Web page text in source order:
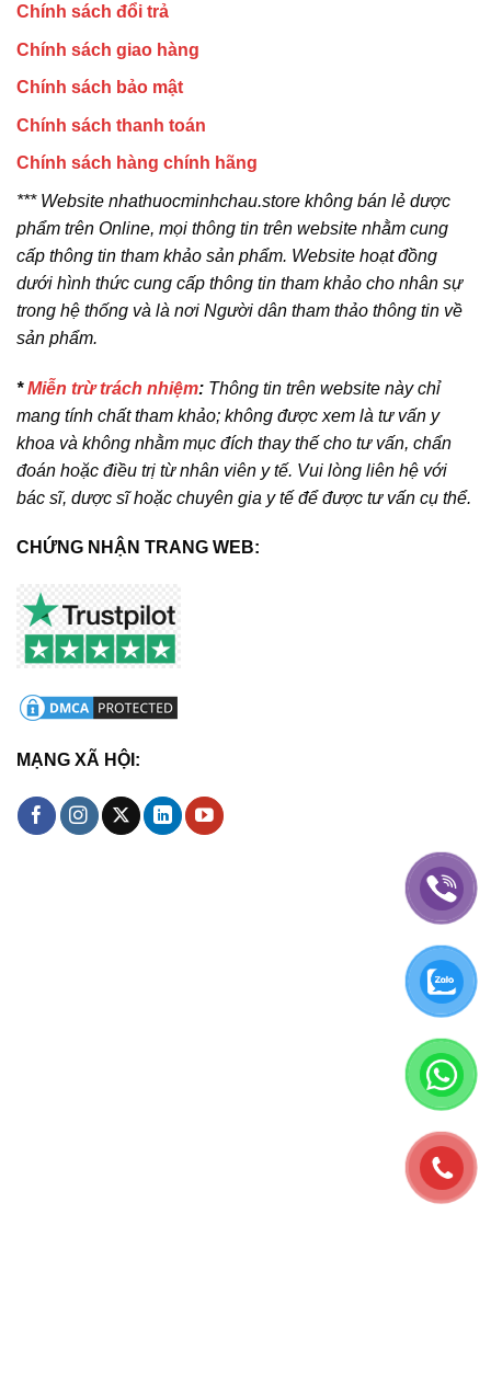
Chính sách đổi trả
Chính sách giao hàng
Chính sách bảo mật
Chính sách thanh toán
Chính sách hàng chính hãng
*** Website nhathuocminhchau.store không bán lẻ dược
phẩm trên Online, mọi thông tin trên website nhằm cung
cấp thông tin tham khảo sản phẩm. Website hoạt đồng
dưới hình thức cung cấp thông tin tham khảo cho nhân sự
trong hệ thống và là nơi Người dân tham thảo thông tin về
sản phẩm.
*Miễn trừ trách nhiệm: Thông tin trên website này chỉ
mang tính chất tham khảo; không được xem là tư vấn y
khoa và không nhằm mục đích thay thế cho tư vấn, chẩn
đoán hoặc điều trị từ nhân viên y tế. Vui lòng liên hệ với
bác sĩ, dược sĩ hoặc chuyên gia y tế để được tư vấn cụ thể.
CHỨNG NHẬN TRANG WEB:
MẠNG XÃ HỘI: